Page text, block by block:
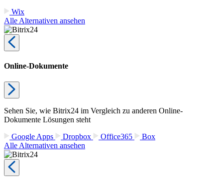
Wix
Alle Alternativen ansehen
Online-Dokumente
Sehen Sie, wie Bitrix24 im Vergleich zu anderen Online-
Dokumente Lösungen steht
Google Apps
Dropbox Office365
Box
Alle Alternativen ansehen